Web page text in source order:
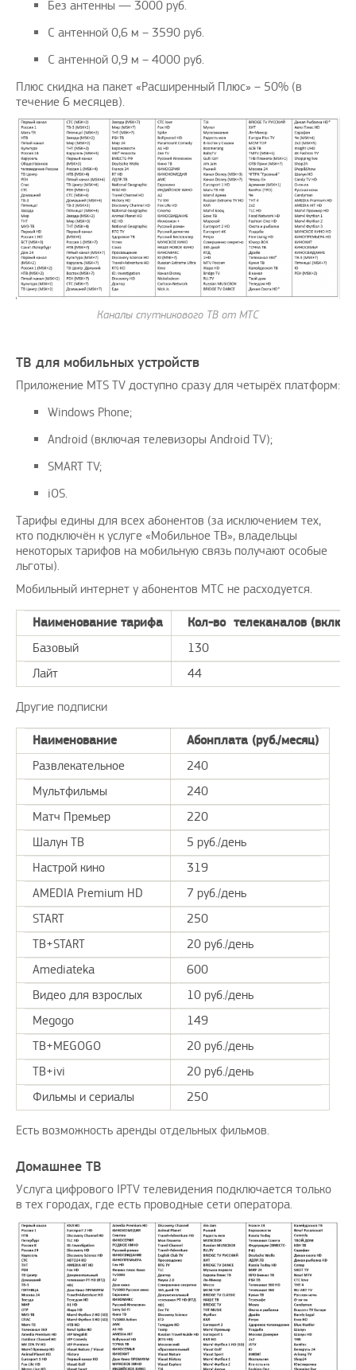
Без антенны — 3000 руб.
С антенной 0,6 м – 3590 руб.
С антенной 0,9 м – 4000 руб.
Плюс скидка на пакет «Расширенный Плюс» – 50% (в
течение 6 месяцев).
Каналы спутникового ТВ от МТС
ТВ для мобильных устройств
Приложение MTS TV доступно сразу для четырёх платформ:
Windows Phone;
Android (включая телевизоры Android TV);
SMART TV;
iOS.
Тарифы едины для всех абонентов (за исключением тех,
кто подключён к услуге «Мобильное ТВ», владельцы
некоторых тарифов на мобильную связь получают особые
льготы).
Мобильный интернет у абонентов МТС не расходуется.
Наименование тарифа
Кол-во телеканалов
Базовый
130
Лайт
44
Другие подписки
Наименование
Абонплата (руб./месяц)
Развлекательное
240
Мультфильмы
240
Матч Премьер
220
Шалун ТВ
5 руб./день
Настрой кино
319
AMEDIA Premium HD
7 руб./день
START
250
ТВ+START
20 руб./день
Amediateka
600
Видео для взрослых
10 руб./день
Megogo
149
ТВ+MEGOGO
20 руб./день
ТВ+ivi
20 руб./день
Фильмы и сериалы
250
Есть возможность аренды отдельных фильмов.
Домашнее ТВ
Услуга цифрового IPTV телевидения подключается только
в тех городах, где есть проводные сети оператора.